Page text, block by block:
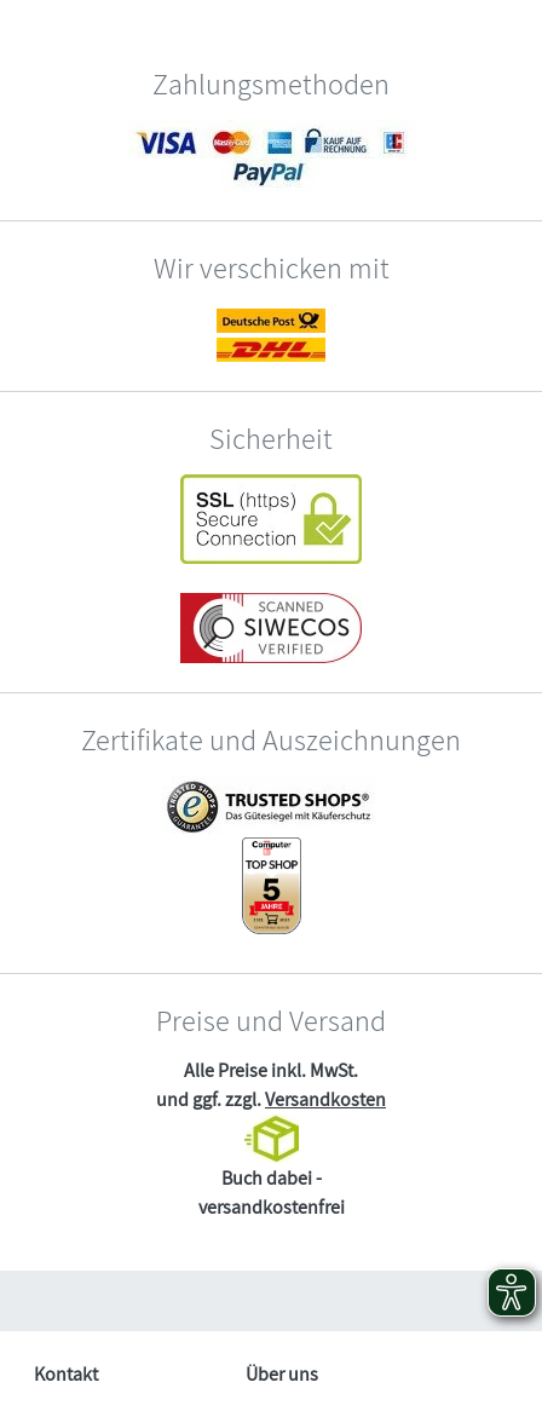
Zahlungsmethoden
Wir verschicken mit
Sicherheit
Zertifikate und Auszeichnungen
Preise und Versand
Alle Preise inkl. MwSt.
und ggf. zzgl.Versandkosten
Buch dabei -
versandkostenfrei
Kontakt
Über uns